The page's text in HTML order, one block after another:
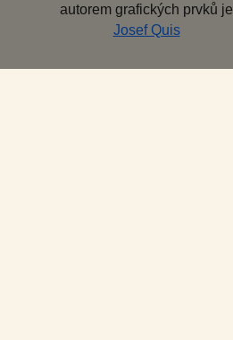
autorem grafických prvků je
Josef Quis